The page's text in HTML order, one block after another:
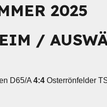
2025
/
D65/A4:4 Osterrönfelder